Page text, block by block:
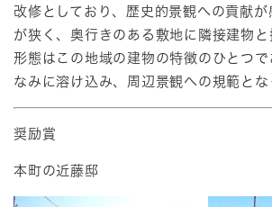
改修としており、歴史的景観への貢献が
が狭く、奥行きのある敷地に隣接建物と
形態はこの地域の建物の特徴のひとつ
なみに溶け込み、周辺景観への規範とな
奨励賞
本町の近藤邸